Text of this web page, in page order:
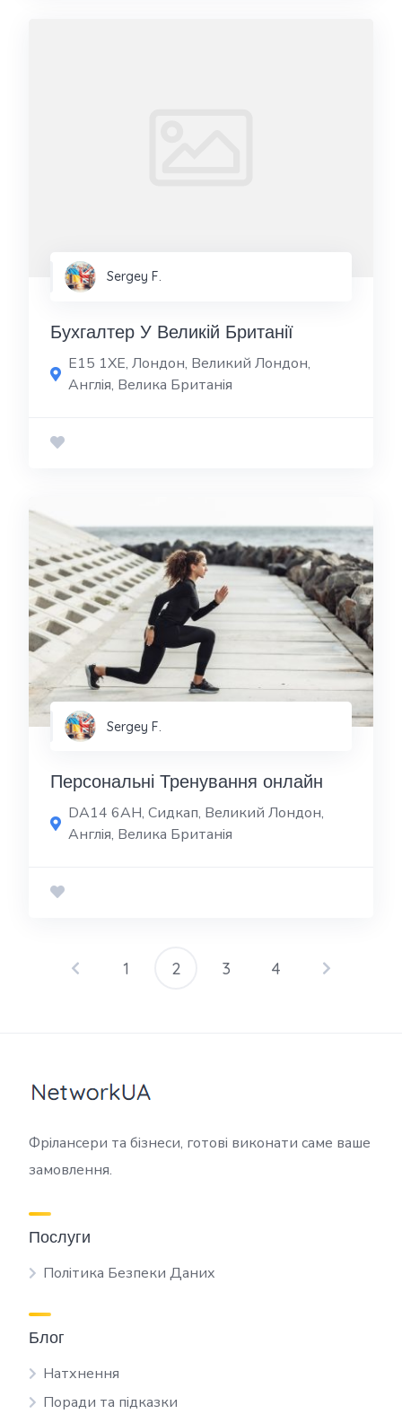
Sergey F.
Бухгалтер У Великій Британії
E15 1XE, Лондон, Великий Лондон,
Англія, Велика Британія
Sergey F.
Персональні Тренування онлайн
DA14 6AH, Сидкап, Великий Лондон,
Англія, Велика Британія
1 2 3 4
Фрілансери та бізнеси, готові виконати саме ваше
замовлення.
Послуги
Політика Безпеки Даних
Блог
Натхнення
Поради та підказки